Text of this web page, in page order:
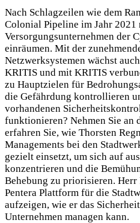
Nach Schlagzeilen wie dem
Colonial Pipeline im Jahr 2021
Versorgungsunternehmen der
einräumen. Mit der
Netzwerksystemen wächst
KRITIS und mit KRITIS
zu Hauptzielen für
die Gefährdung kontrollieren
vorhandenen
funktionieren? Nehmen Sie an
erfahren Sie, wie Thorsten
Managements bei den
gezielt einsetzt, um sich auf
konzentrieren und die
Behebung zu priorisieren.
Pentera Plattform für die
aufzeigen, wie er das
Unternehmen managen kann.